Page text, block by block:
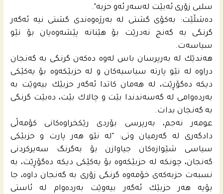
سلبی زۆری ئەبێت لەسەر ئەو حزبە".
ده‌شڵێت: بەکۆی گشتی لە بەرژەوەندی گشتی نیە ئەگەر
گرنگی بە گەنج نەدرێت بۆ هێنانه‌ پێشه‌وه‌یان بۆ نێو
سیاسه‌ت.
هه‌ندێك له‌ به‌رپرسان باس له‌وه‌ ده‌كه‌ن گرنگى به‌ گه‌نجان
دراوه‌ له‌ نێو پارته‌ سیاسیه‌كان و له‌ حزبێكه‌وه‌ بۆ یه‌كێكى
دیكه‌ ده‌گۆڕێت، له‌ هه‌مان كاتدا ئه‌گه‌ر حزبێك بیه‌وێت به‌
به‌رده‌وامى له‌ گه‌سه‌ندندا بێت و چالاك بێت، ده‌بێت گرنگى
به‌ گه‌نجان بدات.
عومه‌ر نه‌جم، به‌رپرسى بۆردى رێكخراوه‌كانى كۆمه‌ڵى
دادگه‌رى له‌ گه‌رمیان وتی: "له‌ نێو هه‌ر پارت و حزبێكى
سیاسى شێوازه‌كان جیاوازن بۆ به‌گرنگ سه‌یركردنى
گه‌نجان، چونكه‌ له‌ حزبێكه‌وه‌ بۆ یه‌كێكى دیكه‌ ده‌گۆڕێت، به‌
نسبه‌ت حزبه‌كه‌ى خۆمه‌وه‌ گرنگى زۆرى به‌ گه‌نجان داوه‌، جا
بۆیه‌ هه‌ر حزبێك ئه‌گه‌ر بیه‌وێت به‌رده‌وام له‌ ئاستى